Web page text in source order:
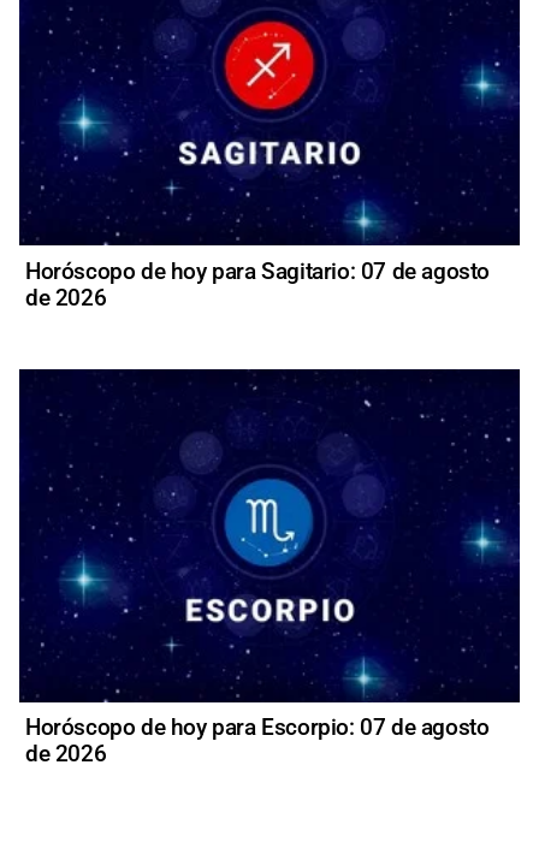
Horóscopo de hoy para Sagitario: 07 de agosto
de 2026
Horóscopo de hoy para Escorpio: 07 de agosto
de 2026